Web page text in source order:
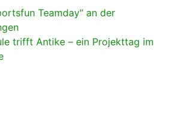
Teamday“ an der
trifft Antike – ein Projekttag im